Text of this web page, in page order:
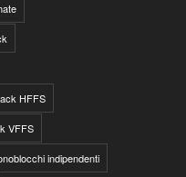
HFFS
VFFS
indipendenti